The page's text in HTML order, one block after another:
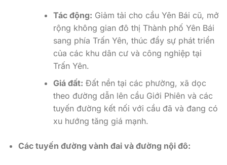
Tác động: Giảm tải cho cầu Yên Bái cũ, mở
rộng không gian đô thị Thành phố Yên Bái
sang phía Trấn Yên, thúc đẩy sự phát triển
của các khu dân cư và công nghiệp tại
Trấn Yên.
Giá đất: Đất nền tại các phường, xã dọc
theo đường dẫn lên cầu Giới Phiên và các
tuyến đường kết nối với cầu đã và đang có
xu hướng tăng giá mạnh.
Các tuyến đường vành đai và đường nội đô: